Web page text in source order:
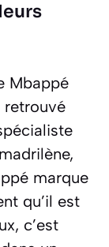
Mbappé
retrouvé
marque
qu’il est
c’est